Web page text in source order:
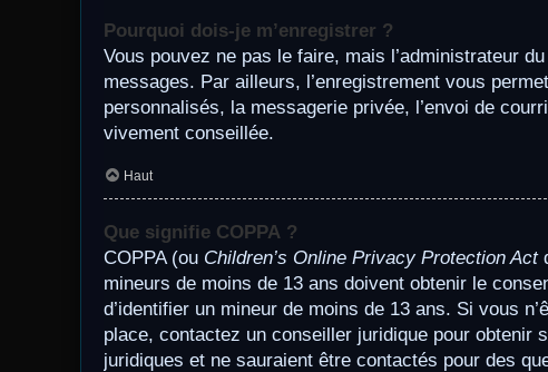
Pourquoi dois-je m’enregistrer ?
Vous pouvez ne pas le faire, mais l’administrateur
messages. Par ailleurs, l’enregistrement vous
personnalisés, la messagerie privée, l’envoi de
vivement conseillée.
Haut
Que signifie COPPA ?
COPPA (ou Children’s Online Privacy Protection Act
mineurs de moins de 13 ans doivent obtenir le
d’identifier un mineur de moins de 13 ans. Si vous
place, contactez un conseiller juridique pour obtenir
juridiques et ne sauraient être contactés pour des